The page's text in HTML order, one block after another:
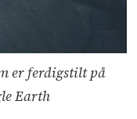
er ferdigstilt på
Earth